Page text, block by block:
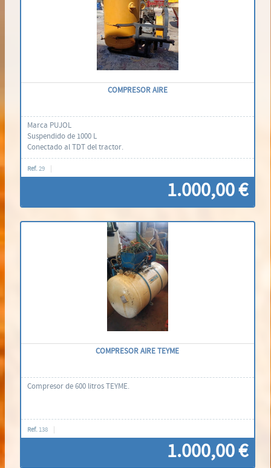
COMPRESOR AIRE
Marca PUJOL
Suspendido de 1000 L
Conectado al TDT del tractor.
Ref.29
1.000,00 €
Contáctenos
COMPRESOR AIRE TEYME
Compresor de 600 litros TEYME.
Ref. 138
1.000,00 €